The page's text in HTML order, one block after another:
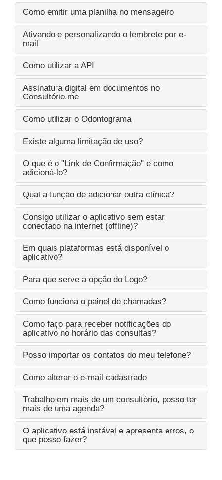
Como emitir uma planilha no mensageiro
Ativando e personalizando o lembrete por e-
mail
Como utilizar a API
Assinatura digital em documentos no
Consultório.me
Como utilizar o Odontograma
Existe alguma limitação de uso?
O que é o "Link de Confirmação" e como
adicioná-lo?
Qual a função de adicionar outra clínica?
Consigo utilizar o aplicativo sem estar
conectado na internet (offline)?
Em quais plataformas está disponível o
aplicativo?
Para que serve a opção do Logo?
Como funciona o painel de chamadas?
Como faço para receber notificações do
aplicativo no horário das consultas?
Posso importar os contatos do meu telefone?
Como alterar o e-mail cadastrado
Trabalho em mais de um consultório, posso ter
mais de uma agenda?
O aplicativo está instável e apresenta erros, o
que posso fazer?